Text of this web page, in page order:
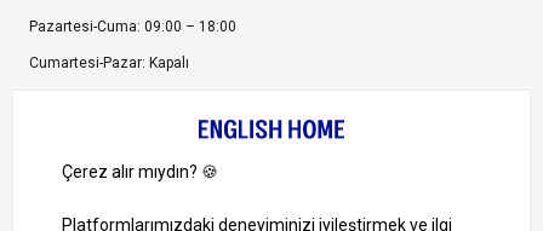
Pazartesi-Cuma: 09:00 – 18:00
Cumartesi-Pazar: Kapalı